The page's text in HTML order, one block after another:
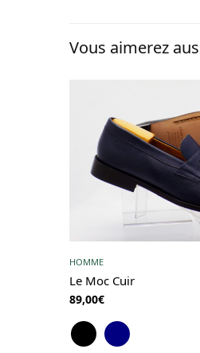
Vous aimerez
HOMME
Le Moc Cuir
89,00€